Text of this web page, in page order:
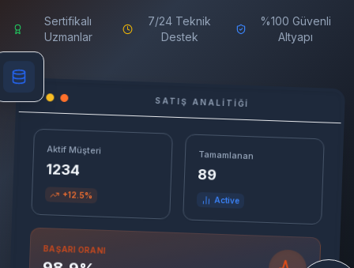
Sertifikalı
Uzmanlar
7/24 Teknik
Destek
%100 Güvenli
Altyapı
SATIŞ ANALITIĞI
Aktif Müşteri
1234
+12.5%
Tamamlanan
89
Active
BAŞARI ORANI